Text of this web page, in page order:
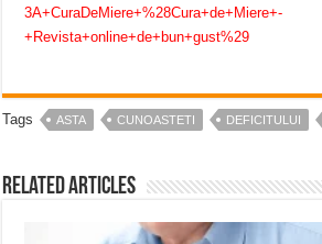
3A+CuraDeMiere+%28Cura+de+Miere+-
+Revista+online+de+bun+gust%29
Tags ASTA CUNOASTETI DEFICITULUI
Related Articles